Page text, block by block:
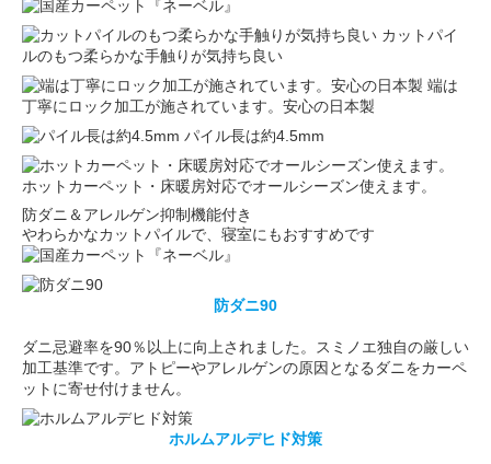
カットパイ
ルのもつ柔らかな手触りが気持ち良い
端は
丁寧にロック加工が施されています。安心の日本製
パイル長は約4.5mm
ホットカーペット・床暖房対応でオールシーズン使えます。
防ダニ＆アレルゲン抑制機能付き
やわらかなカットパイルで、寝室にもおすすめです
防ダニ90
ダニ忌避率を90％以上に向上されました。スミノエ独自の厳しい
加工基準です。アトピーやアレルゲンの原因となるダニをカーペ
ットに寄せ付けません。
ホルムアルデヒド対策